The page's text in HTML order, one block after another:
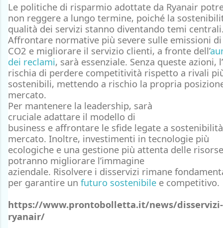
Le politiche di risparmio adottate da Ryanair
non reggere a lungo termine, poiché la
qualità dei servizi stanno diventando temi
Affrontare normative più severe sulle emissioni di
CO2 e migliorare il servizio clienti, a fronte dell’
dei reclami, sarà essenziale. Senza queste azioni,
rischia di perdere competitività rispetto a rivali
sostenibili, mettendo a rischio la propria
mercato.
Per mantenere la leadership, sarà
cruciale adattare il modello di
business e affrontare le sfide legate a sostenibilità
mercato. Inoltre, investimenti in tecnologie più
ecologiche e una gestione più attenta delle risorse
potranno migliorare l’immagine
aziendale. Risolvere i disservizi rimane
per garantire un futuro sostenibile e competitivo.
https://www.prontobolletta.it/news/disservizi-
ryanair/